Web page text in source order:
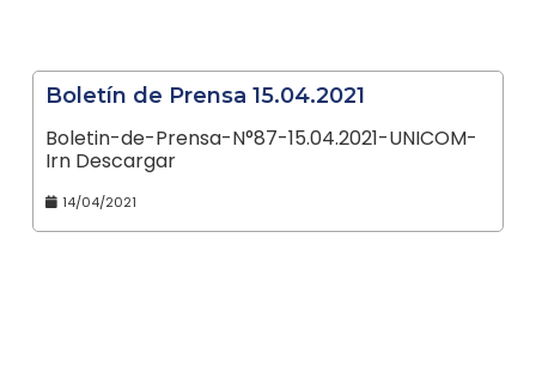
Boletín de Prensa 15.04.2021
Boletin-de-Prensa-N°87-15.04.2021-UNICOM-
Irn Descargar
14/04/2021